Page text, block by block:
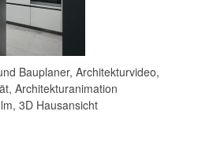
Bauplaner, Architekturvideo,
Architekturanimation
3D Hausansicht